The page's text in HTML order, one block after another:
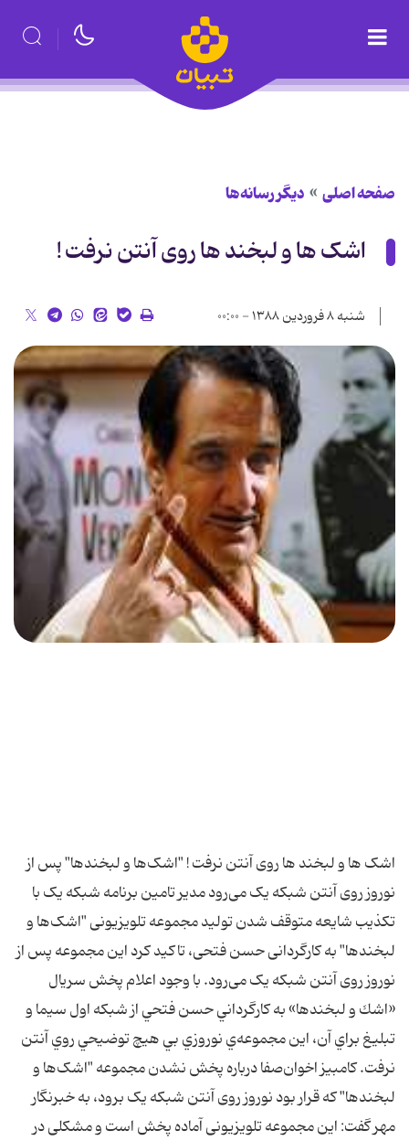
صفحه اصلی دیگر رسانه‌ها
اشک ها و لبخند ها روی آنتن نرفت !
شنبه ۸ فروردین ۱۳۸۸ - ۰۰:۰۰
اشک ها و لبخند ها روی آنتن نرفت ! "اشک‌ها و لبخندها" پس از
نوروز روی آنتن شبکه یک می‌رود مدیر تامین برنامه شبکه یک با
تکذیب شایعه متوقف شدن تولید مجموعه تلویزیونی "اشک‌ها و
لبخندها" به کارگردانی حسن فتحی، تاکید کرد این مجموعه پس از
نوروز روی آنتن شبکه یک می‌رود. با وجود اعلام پخش سريال
«اشك و لبخندها» به كارگرداني حسن فتحي از شبكه اول سيما و
تبليغ براي آن، اين مجموعه‌ي نوروزي بي هيچ توضيحي روي آنتن
نرفت. کامبیز اخوان‌صفا درباره پخش نشدن مجموعه "اشک‌ها و
لبخندها" که قرار بود نوروز روی آنتن شبکه یک برود، به خبرنگار
مهر گفت: این مجموعه تلویزیونی آماده پخش است و مشکلی در